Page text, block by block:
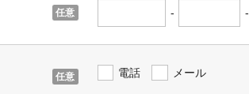
- -
電話 メール